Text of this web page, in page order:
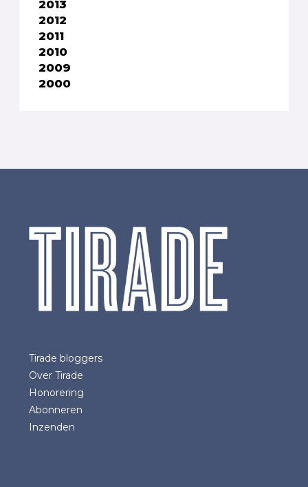
2013
2012
2011
2010
2009
2000
Tirade bloggers
Over Tirade
Honorering
Abonneren
Inzenden